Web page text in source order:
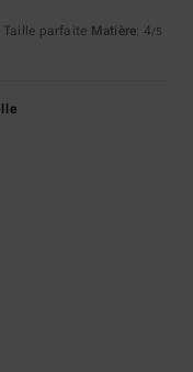
Taille parfaite Matière: 4/5